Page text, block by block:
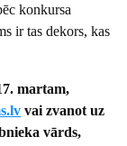
konkursa
ir tas dekors, kas
martam,
vai zvanot uz
vārds,